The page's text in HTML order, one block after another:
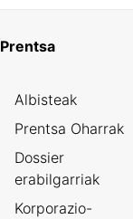
Prentsa
Albisteak
Prentsa Oharrak
Dossier
erabilgarriak
Korporazio-